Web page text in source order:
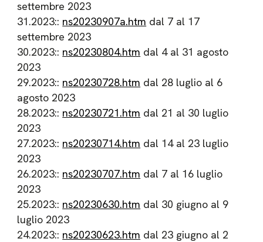
settembre 2023
31.2023:: ns20230907a.htm dal 7 al 17
settembre 2023
30.2023:: ns20230804.htm dal 4 al 31 agosto
2023
29.2023:: ns20230728.htm dal 28 luglio al 6
agosto 2023
28.2023:: ns20230721.htm dal 21 al 30 luglio
2023
27.2023:: ns20230714.htm dal 14 al 23 luglio
2023
26.2023:: ns20230707.htm dal 7 al 16 luglio
2023
25.2023:: ns20230630.htm dal 30 giugno al 9
luglio 2023
24.2023:: ns20230623.htm dal 23 giugno al 2